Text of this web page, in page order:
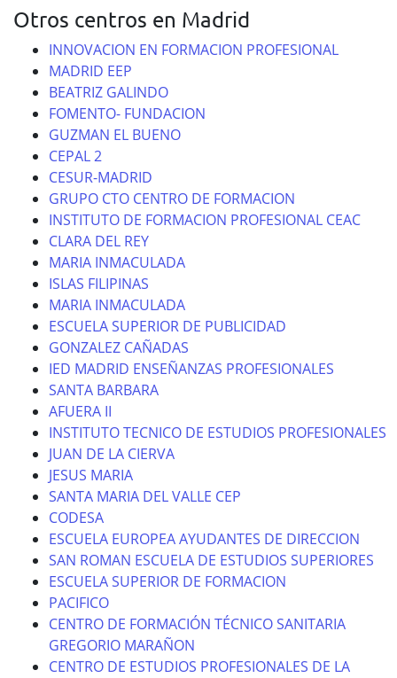
Otros centros en Madrid
INNOVACION EN FORMACION PROFESIONAL
MADRID EEP
BEATRIZ GALINDO
FOMENTO- FUNDACION
GUZMAN EL BUENO
CEPAL 2
CESUR-MADRID
GRUPO CTO CENTRO DE FORMACION
INSTITUTO DE FORMACION PROFESIONAL CEAC
CLARA DEL REY
MARIA INMACULADA
ISLAS FILIPINAS
MARIA INMACULADA
ESCUELA SUPERIOR DE PUBLICIDAD
GONZALEZ CAÑADAS
IED MADRID ENSEÑANZAS PROFESIONALES
SANTA BARBARA
AFUERA II
INSTITUTO TECNICO DE ESTUDIOS PROFESIONALES
JUAN DE LA CIERVA
JESUS MARIA
SANTA MARIA DEL VALLE CEP
CODESA
ESCUELA EUROPEA AYUDANTES DE DIRECCION
SAN ROMAN ESCUELA DE ESTUDIOS SUPERIORES
ESCUELA SUPERIOR DE FORMACION
PACIFICO
CENTRO DE FORMACIÓN TÉCNICO SANITARIA
GREGORIO MARAÑON
CENTRO DE ESTUDIOS PROFESIONALES DE LA